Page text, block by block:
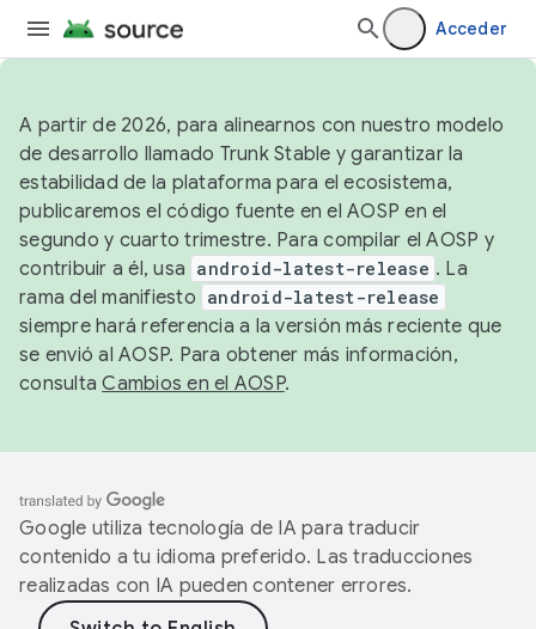
Acceder
A partir de 2026, para alinearnos con nuestro modelo
de desarrollo llamado Trunk Stable y garantizar la
estabilidad de la plataforma para el ecosistema,
publicaremos el código fuente en el AOSP en el
segundo y cuarto trimestre. Para compilar el AOSP y
contribuir a él, usa android-latest-release . La
rama del manifiesto android-latest-release
siempre hará referencia a la versión más reciente que
se envió al AOSP. Para obtener más información,
consultaCambios en el AOSP.
Google utiliza tecnología de IA para traducir
contenido a tu idioma preferido. Las traducciones
realizadas con IA pueden contener errores.